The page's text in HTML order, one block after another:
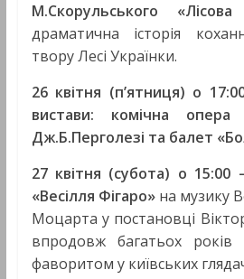
М.Скорульського
драматична історія
твору Лесі Українки.
26 квітня (п’ятниця) о
вистави: комічна опера
Дж.Б.Перголезі та балет
27 квітня (субота) о 15:00
«Весілля Фігаро»на музику
Моцарта у постановці
впродовж багатьох років
фаворитом у київських